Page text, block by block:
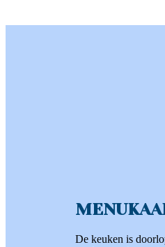
De keuken is